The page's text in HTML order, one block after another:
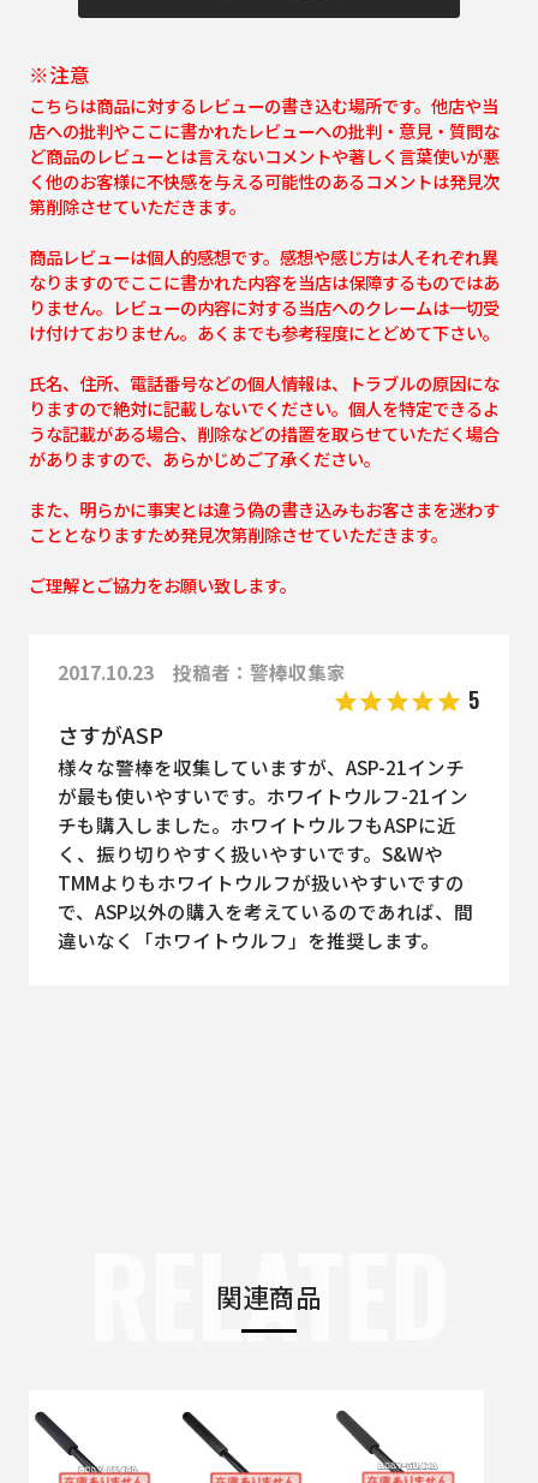
※注意
こちらは商品に対するレビューの書き込む場所です。他店や当
店への批判やここに書かれたレビューへの批判・意見・質問な
ど商品のレビューとは言えないコメントや著しく言葉使いが悪
く他のお客様に不快感を与える可能性のあるコメントは発見次
第削除させていただきます。
商品レビューは個人的感想です。感想や感じ方は人それぞれ異
なりますのでここに書かれた内容を当店は保障するものではあ
りません。レビューの内容に対する当店へのクレームは一切受
け付けておりません。あくまでも参考程度にとどめて下さい。
氏名、住所、電話番号などの個人情報は、トラブルの原因にな
りますので絶対に記載しないでください。個人を特定できるよ
うな記載がある場合、削除などの措置を取らせていただく場合
がありますので、あらかじめご了承ください。
また、明らかに事実とは違う偽の書き込みもお客さまを迷わす
こととなりますため発見次第削除させていただきます。
ご理解とご協力をお願い致します。
2017.10.23 投稿者：警棒収集家
5
さすがASP
様々な警棒を収集していますが、ASP-21インチ
が最も使いやすいです。ホワイトウルフ-21イン
チも購入しました。ホワイトウルフもASPに近
く、振り切りやすく扱いやすいです。S&Wや
TMMよりもホワイトウルフが扱いやすいですの
で、ASP以外の購入を考えているのであれば、間
違いなく「ホワイトウルフ」を推奨します。
関連商品
RELATED